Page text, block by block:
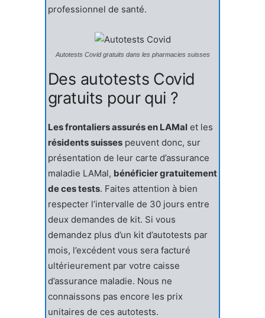
professionnel de santé.
Autotests Covid gratuits dans les pharmacies suisses
Des autotests Covid
gratuits pour qui ?
Les frontaliers assurés en LAMal et les
résidents suisses peuvent donc, sur
présentation de leur carte d’assurance
maladie LAMal, bénéficier gratuitement
de ces tests. Faites attention à bien
respecter l’intervalle de 30 jours entre
deux demandes de kit. Si vous
demandez plus d’un kit d’autotests par
mois, l’excédent vous sera facturé
ultérieurement par votre caisse
d’assurance maladie. Nous ne
connaissons pas encore les prix
unitaires de ces autotests.